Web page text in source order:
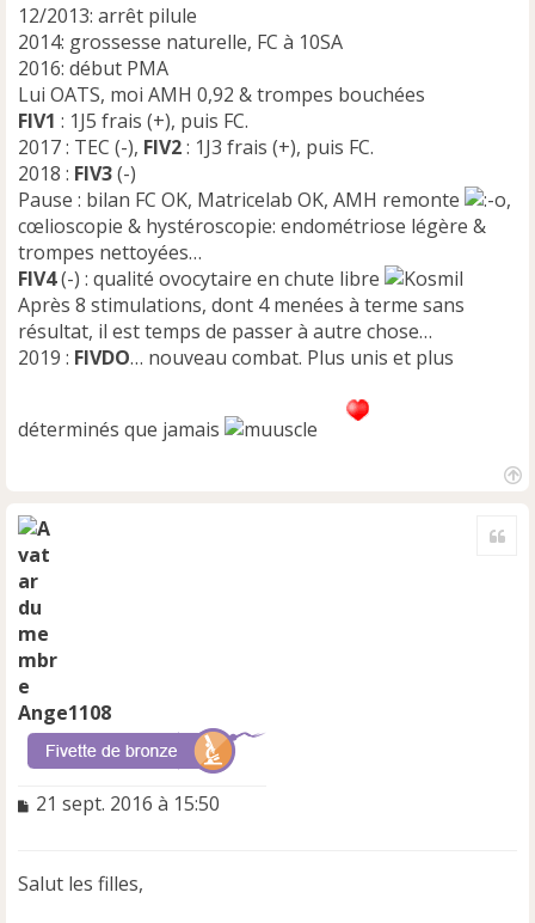
12/2013: arrêt pilule
2014: grossesse naturelle, FC à 10SA
2016: début PMA
Lui OATS, moi AMH 0,92 & trompes bouchées
FIV1 : 1J5 frais (+), puis FC.
2017 : TEC (-), FIV2: 1J3 frais (+), puis FC.
2018 : FIV3(-)
Pause : bilan FC OK, Matricelab OK, AMH remonte
,
cœlioscopie & hystéroscopie: endométriose légère &
trompes nettoyées…
FIV4(-) : qualité ovocytaire en chute libre
Après 8 stimulations, dont 4 menées à terme sans
résultat, il est temps de passer à autre chose…
2019 : FIVDO… nouveau combat. Plus unis et plus
déterminés que jamais
Ange1108
M
a
21 sept. 2016 à 15:50
Salut les filles,